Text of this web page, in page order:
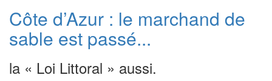
Côte d’Azur : le marchand de
sable est passé...
la « Loi Littoral » aussi.